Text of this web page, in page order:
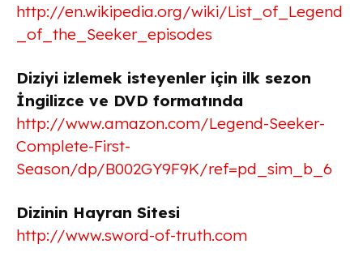
http://en.wikipedia.org/wiki/List_of_Legend
_of_the_Seeker_episodes
Diziyi izlemek isteyenler için ilk sezon
İngilizce ve DVD formatında
http://www.amazon.com/Legend-Seeker-
Complete-First-
Season/dp/B002GY9F9K/ref=pd_sim_b_6
Dizinin Hayran Sitesi
http://www.sword-of-truth.com